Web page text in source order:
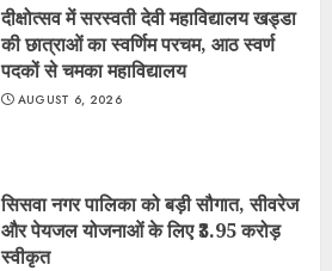
दीक्षोत्सव में सरस्वती देवी महाविद्यालय खड्डा
की छात्राओं का स्वर्णिम परचम, आठ स्वर्ण
पदकों से चमका महाविद्यालय
AUGUST 6, 2026
सिसवा नगर पालिका को बड़ी सौगात, सीवरेज
और पेयजल योजनाओं के लिए ₹3.95 करोड़
स्वीकृत